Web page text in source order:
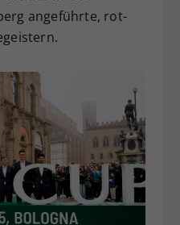
angeführte, rot-